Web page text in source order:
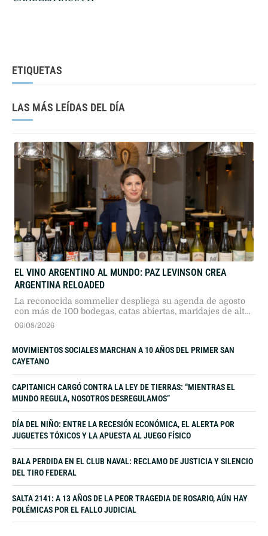
ETIQUETAS
LAS MÁS LEÍDAS DEL DÍA
EL VINO ARGENTINO AL MUNDO: PAZ LEVINSON CREA
ARGENTINA RELOADED
La reconocida sommelier despliega su agenda de agosto
con más de 100 bodegas, catas abiertas, maridajes de alta
gama y etiquetas inéditas.
06/08/2026
MOVIMIENTOS SOCIALES MARCHAN A 10 AÑOS DEL PRIMER SAN
CAYETANO
CAPITANICH CARGÓ CONTRA LA LEY DE TIERRAS: “MIENTRAS EL
MUNDO REGULA, NOSOTROS DESREGULAMOS”
DÍA DEL NIÑO: ENTRE LA RECESIÓN ECONÓMICA, EL ALERTA POR
JUGUETES TÓXICOS Y LA APUESTA AL JUEGO FÍSICO
BALA PERDIDA EN EL CLUB NAVAL: RECLAMO DE JUSTICIA Y SILENCIO
DEL TIRO FEDERAL
SALTA 2141: A 13 AÑOS DE LA PEOR TRAGEDIA DE ROSARIO, AÚN HAY
POLÉMICAS POR EL FALLO JUDICIAL